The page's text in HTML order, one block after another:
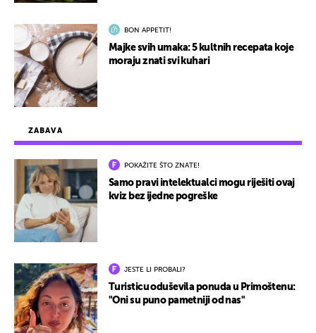
ZABAVA
POKAŽITE ŠTO ZNATE!
Samo pravi intelektualci mogu riješiti ovaj
kviz bez ijedne pogreške
JESTE LI PROBALI?
Turisticu oduševila ponuda u Primoštenu:
"Oni su puno pametniji od nas"
BON APPETIT!
Majke svih umaka: 5 kultnih recepata koje
moraju znati svi kuhari